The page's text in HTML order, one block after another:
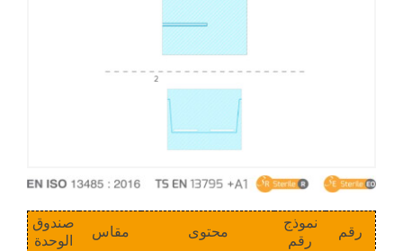
رقم
نموذج
رقم
محتوى مقاس
صندوق
الوحدة